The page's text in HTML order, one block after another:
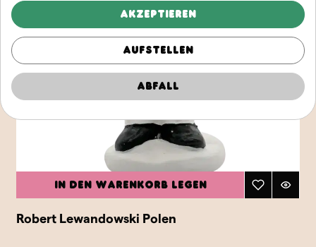
In den Warenkorb legen
Robert Lewandowski Polen
Akzeptieren
Aufstellen
Abfall